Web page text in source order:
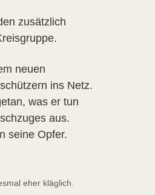
zusätzlich
neuen
ins Netz.
was er tun
aus.
seine Opfer.
eher kläglich.